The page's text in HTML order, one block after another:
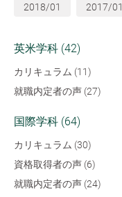
2018/01 2017/01
英米学科 (42)
カリキュラム (11)
就職内定者の声 (27)
国際学科 (64)
カリキュラム (30)
資格取得者の声 (6)
就職内定者の声 (24)